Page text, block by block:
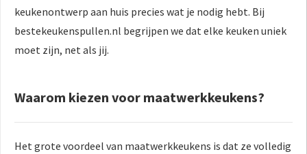
keukenontwerp aan huis precies wat je nodig hebt. Bij
bestekeukenspullen.nl begrijpen we dat elke keuken uniek
moet zijn, net als jij.
Waarom kiezen voor maatwerkkeukens?
Het grote voordeel van maatwerkkeukens is dat ze volledig